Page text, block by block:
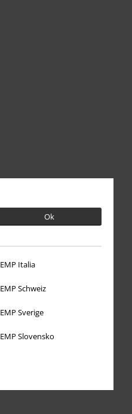
Ok
EMP Italia
EMP Schweiz
EMP Sverige
EMP Slovensko